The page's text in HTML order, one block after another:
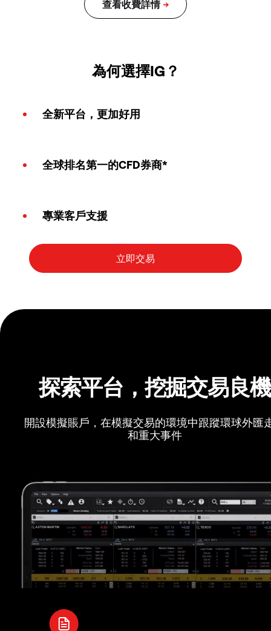
為何選擇IG？
全新平台，更加好用
全球排名第一的CFD券商*
專業客戶支援
探索平台，挖掘交易良機
開設模擬賬戶，在模擬交易的環境中跟蹤環球外匯
和重大事件